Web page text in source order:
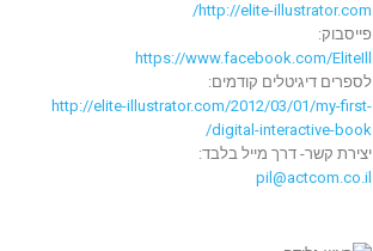
http://elite-illustrator.com/
פייסבוק:
https://www.facebook.com/EliteIll
לספרים דיגיטלים קודמים:
http://elite-illustrator.com/2012/03/01/my-first-
digital-interactive-book/
יצירת קשר- דרך מייל בלבד:
pil@actcom.co.il